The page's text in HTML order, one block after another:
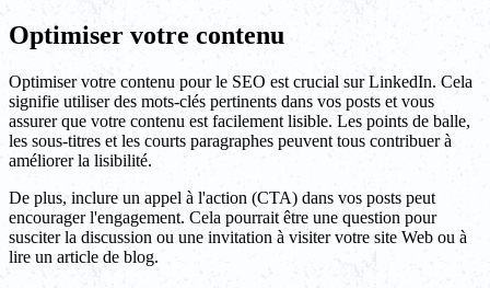
Optimiser votre contenu
Optimiser votre contenu pour le SEO est crucial sur LinkedIn. Cela
signifie utiliser des mots-clés pertinents dans vos posts et vous
assurer que votre contenu est facilement lisible. Les points de balle,
les sous-titres et les courts paragraphes peuvent tous contribuer à
améliorer la lisibilité.
De plus, inclure un appel à l'action (CTA) dans vos posts peut
encourager l'engagement. Cela pourrait être une question pour
susciter la discussion ou une invitation à visiter votre site Web ou à
lire un article de blog.